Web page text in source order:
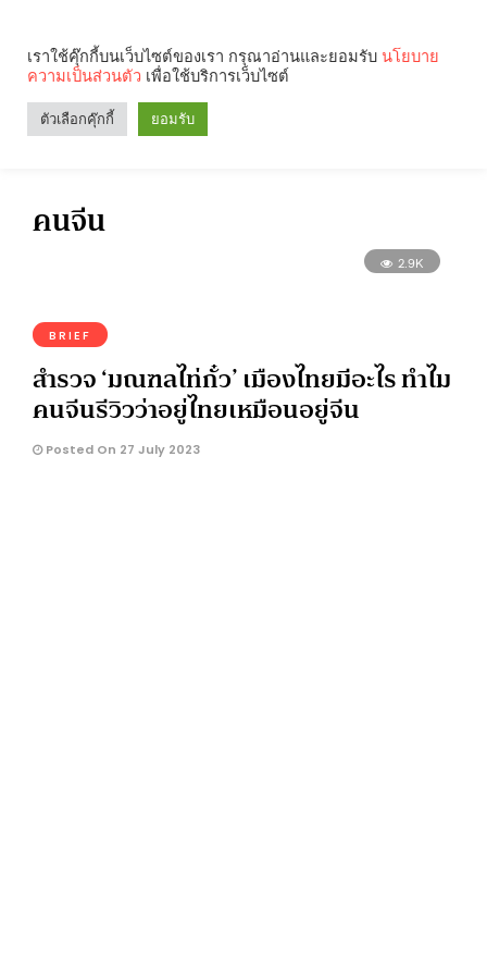
Search
คนจีน
2.9K
BRIEF
สำรวจ ‘มณฑลไท่กั๋ว’ เมืองไทยมีอะไร ทำไม
คนจีนรีวิวว่าอยู่ไทยเหมือนอยู่จีน
Posted On 27 July 2023
เราใช้คุ๊กกี้บนเว็บไซต์ของเรา กรุณาอ่านและยอมรับ นโยบาย
ความเป็นส่วนตัว เพื่อใช้บริการเว็บไซต์
ตัวเลือกคุ๊กกี้ ยอมรับ